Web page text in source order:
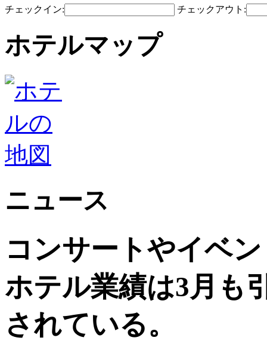
チェックイン: チェックアウト:
ホテルマップ
ニュース
コンサートやイベ
ホテル業績は3月も
されている。